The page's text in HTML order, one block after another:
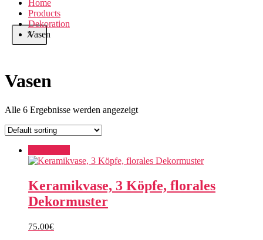
X
Home
Products
Dekoration
Vasen
Vasen
Alle 6 Ergebnisse werden angezeigt
Keramikvase, 3 Köpfe, florales
Dekormuster
75.00€